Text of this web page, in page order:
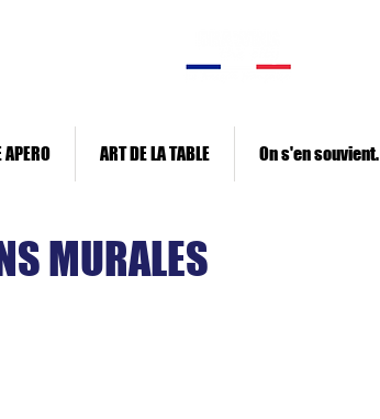
APERO ART DE LA TABLE On s'en souvient.
MURALES